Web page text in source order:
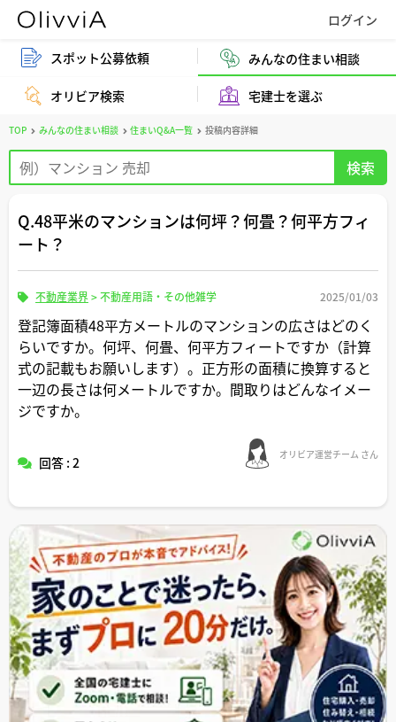
スポット公募依頼 みんなの住まい相談
オリビア検索 宅建士を選ぶ
TOP みんなの住まい相談 住まいQ&A一覧 投稿内容詳細
Q.48平米のマンションは何坪？何畳？何平方フィ
ート？
不動産業界>不動産用語・その他雑学 2025/01/03
登記簿面積48平方メートルのマンションの広さはどのく
らいですか。何坪、何畳、何平方フィートですか（計算
式の記載もお願いします）。正方形の面積に換算すると
一辺の長さは何メートルですか。間取りはどんなイメー
ジですか。
回答 : 2 オリビア運営チーム さん